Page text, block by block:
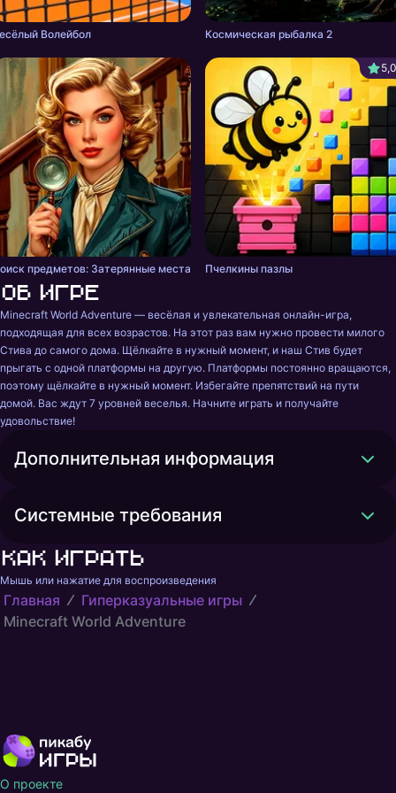
Волейбол Космическая рыбалка 2
предметов: Затерянные места
5,0
Пчелкины пазлы
Об игре
Minecraft World Adventure — весёлая и увлекательная онлайн-игра,
подходящая для всех возрастов. На этот раз вам нужно провести милого
Стива до самого дома. Щёлкайте в нужный момент, и наш Стив будет
прыгать с одной платформы на другую. Платформы постоянно вращаются,
поэтому щёлкайте в нужный момент. Избегайте препятствий на пути
домой. Вас ждут 7 уровней веселья. Начните играть и получайте
удовольствие!
Дополнительная информация
Системные требования
Как играть
Мышь или нажатие для воспроизведения
Главная
Гиперказуальные игры
Minecraft World Adventure
О проекте